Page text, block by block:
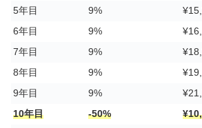
5年目
9%
6年目
9%
7年目
9%
8年目
9%
9年目
9%
10年目
-50%